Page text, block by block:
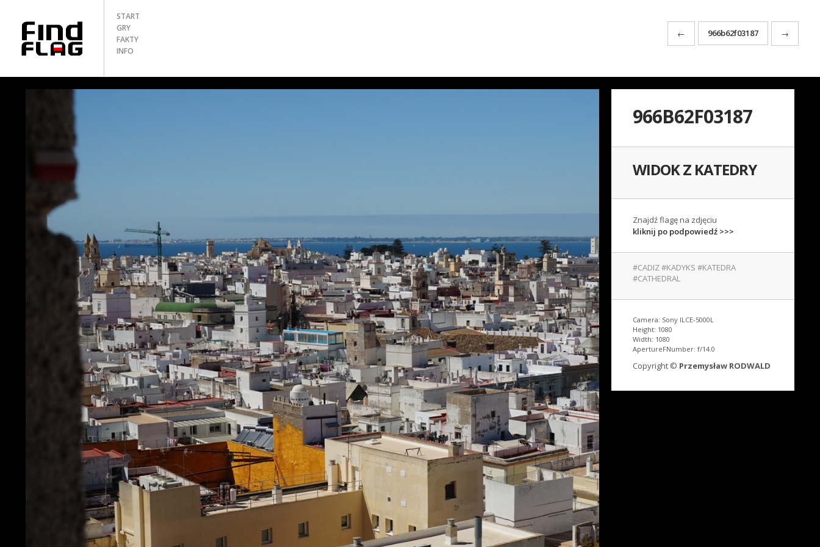
START
GRY
FAKTY
INFO
← 966b62f03187 →
966B62F03187
WIDOK Z KATEDRY
Znajdź flagę na zdjęciu
kliknij po podpowiedź >>>
#CADIZ #KADYKS #KATEDRA
#CATHEDRAL
Camera: Sony ILCE-5000L
Height: 1080
Width: 1080
ApertureFNumber: f/14.0
Copyright © Przemysław RODWALD